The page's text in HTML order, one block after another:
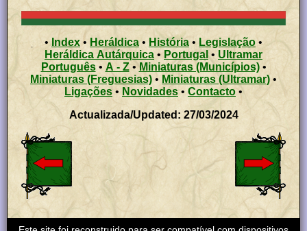
•Index • Heráldica • História • Legislação •
Heráldica Autárquica • Portugal • Ultramar
Português• A - Z•Miniaturas (Municípios)•
Miniaturas (Freguesias) • Miniaturas (Ultramar) •
Ligações • Novidades • Contacto•
Actualizada/Updated: 27/03/2024